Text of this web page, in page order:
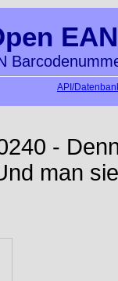
API/
-
man